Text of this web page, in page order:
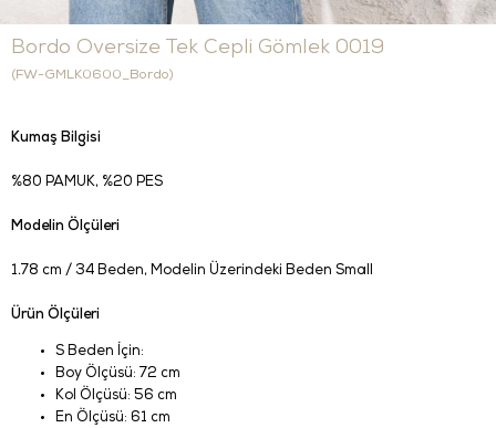
Bordo Oversize Tek Cepli Gömlek 0019
(FW-GMLK0600_Bordo)
Kumaş Bilgisi
%80 PAMUK, %20 PES
Modelin Ölçüleri
1.78 cm / 34 Beden, Modelin Üzerindeki Beden Small
Ürün Ölçüleri
S Beden İçin:
Boy Ölçüsü: 72 cm
Kol Ölçüsü: 56 cm
En Ölçüsü: 61 cm